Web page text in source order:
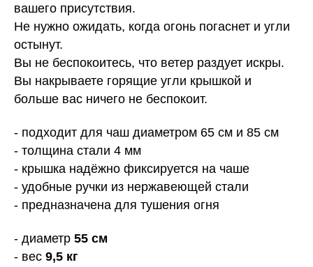
вашего присутствия.
Не нужно ожидать, когда огонь погаснет и угли
остынут.
Вы не беспокоитесь, что ветер раздует искры.
Вы накрываете горящие угли крышкой и
больше вас ничего не беспокоит.
- подходит для чаш диаметром 65 см и 85 см
- толщина стали 4 мм
- крышка надёжно фиксируется на чаше
- удобные ручки из нержавеющей стали
- предназначена для тушения огня
- диаметр 55 см
- вес 9,5 кг